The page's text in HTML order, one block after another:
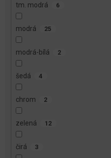
tm. modrá 6
modrá 25
modrá-bílá 2
šedá 4
chrom 2
zelená 12
čirá 3